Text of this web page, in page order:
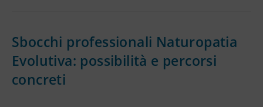
Sbocchi professionali Naturopatia
Evolutiva: possibilità e percorsi
concreti